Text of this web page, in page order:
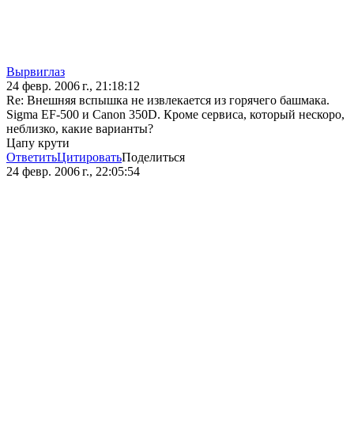
Вырвиглаз
24 февр. 2006 г., 21:18:12
Re: Внешняя вспышка не извлекается из горячего башмака.
Sigma EF-500 и Canon 350D. Кроме сервиса, который нескоро,
неблизко, какие варианты?
Цапу крути
ОтветитьЦитироватьПоделиться
24 февр. 2006 г., 22:05:54